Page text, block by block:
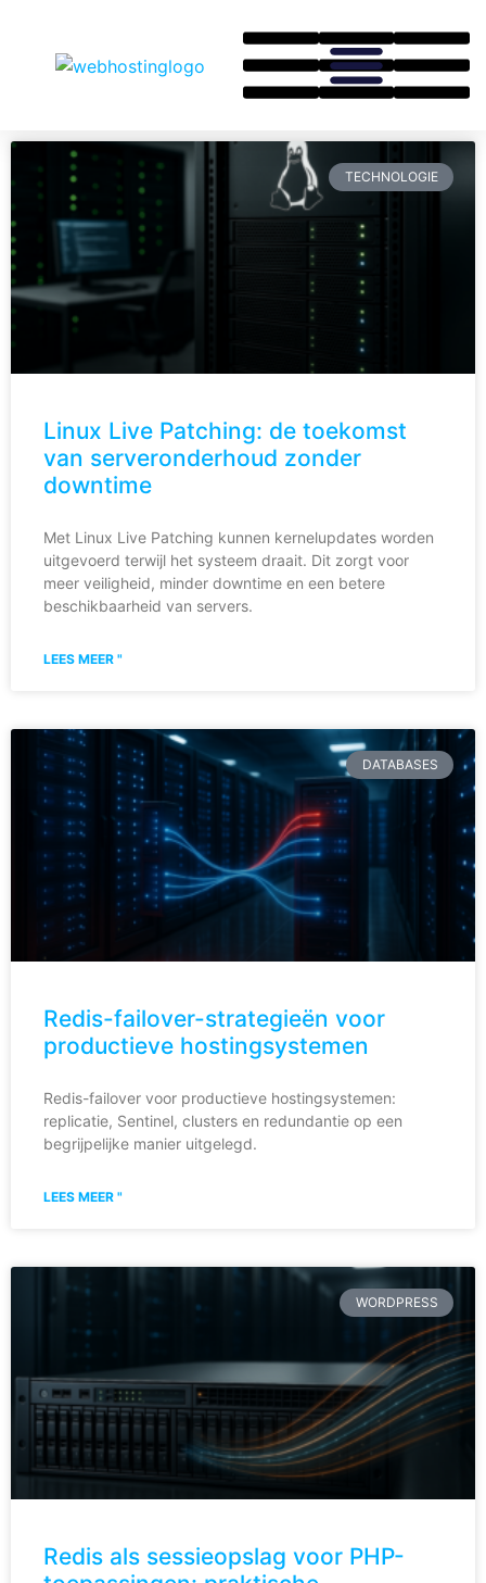
TECHNOLOGIE
Linux Live Patching: de toekomst
van serveronderhoud zonder
downtime
Met Linux Live Patching kunnen kernelupdates worden
uitgevoerd terwijl het systeem draait. Dit zorgt voor
meer veiligheid, minder downtime en een betere
beschikbaarheid van servers.
LEES MEER "
DATABASES
Redis-failover-strategieën voor
productieve hostingsystemen
Redis-failover voor productieve hostingsystemen:
replicatie, Sentinel, clusters en redundantie op een
begrijpelijke manier uitgelegd.
LEES MEER "
WORDPRESS
Redis als sessieopslag voor PHP-